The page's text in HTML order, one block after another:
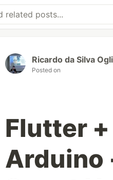
Ricardo da Silva
Posted on
Flutter +
Arduino